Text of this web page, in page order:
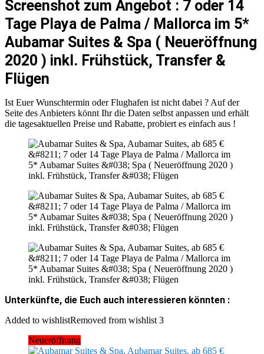
Screenshot zum Angebot : 7 oder 14
Tage Playa de Palma / Mallorca im 5*
Aubamar Suites & Spa ( Neueröffnung
2020 ) inkl. Frühstück, Transfer &
Flügen
Ist Euer Wunschtermin oder Flughafen ist nicht dabei ? Auf der
Seite des Anbieters könnt Ihr die Daten selbst anpassen und erhält
die tagesaktuellen Preise und Rabatte, probiert es einfach aus !
Unterkünfte, die Euch auch interessieren könnten :
Added to wishlistRemoved from wishlist 3
Neueröffnung